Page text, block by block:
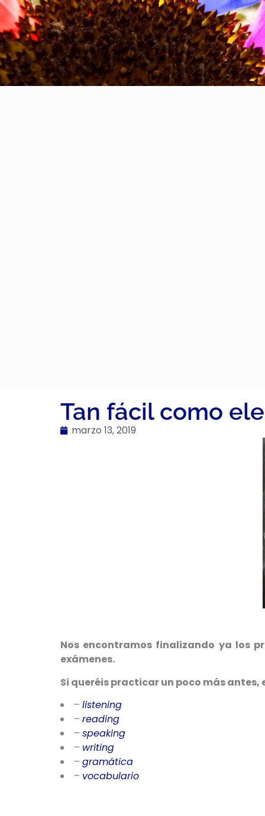
Tan fácil como
marzo 13, 2019
Nos encontramos finalizando ya los
exámenes.
Si queréis practicar un poco más
– listening
– reading
– speaking
– writing
– gramática
– vocabulario